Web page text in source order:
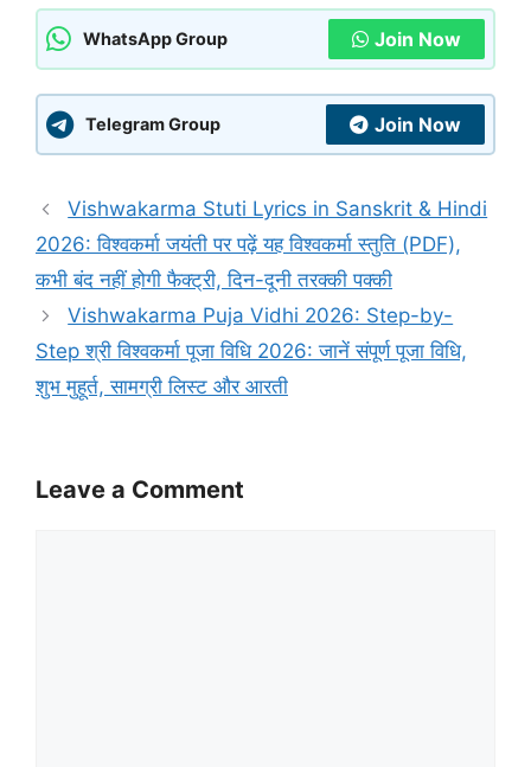
WhatsApp Group Join Now
Telegram Group Join Now
Vishwakarma Stuti Lyrics in Sanskrit & Hindi
2026: विश्वकर्मा जयंती पर पढ़ें यह विश्वकर्मा स्तुति (PDF),
कभी बंद नहीं होगी फैक्ट्री, दिन-दूनी तरक्की पक्की
Vishwakarma Puja Vidhi 2026: Step-by-
Step श्री विश्वकर्मा पूजा विधि 2026: जानें संपूर्ण पूजा विधि,
शुभ मुहूर्त, सामग्री लिस्ट और आरती
Leave a Comment